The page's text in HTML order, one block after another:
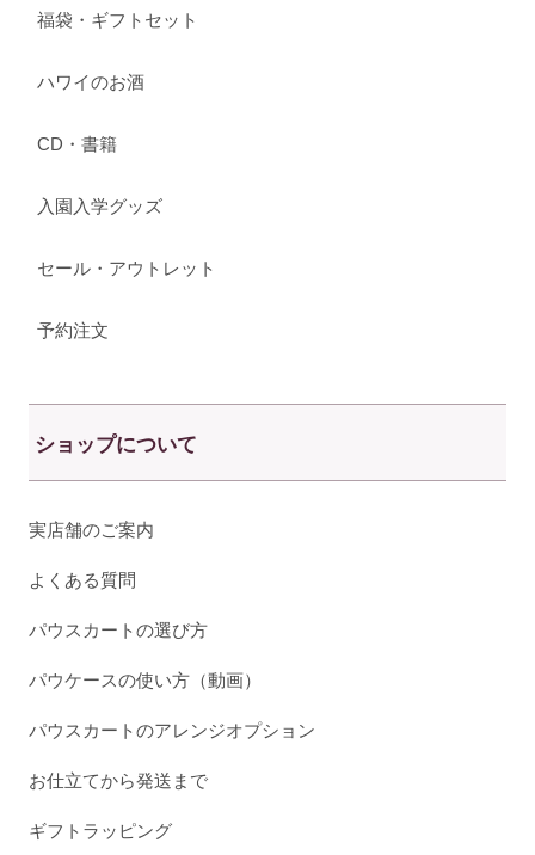
福袋・ギフトセット
ハワイのお酒
CD・書籍
入園入学グッズ
セール・アウトレット
予約注文
ショップについて
実店舗のご案内
よくある質問
パウスカートの選び方
パウケースの使い方（動画）
パウスカートのアレンジオプション
お仕立てから発送まで
ギフトラッピング